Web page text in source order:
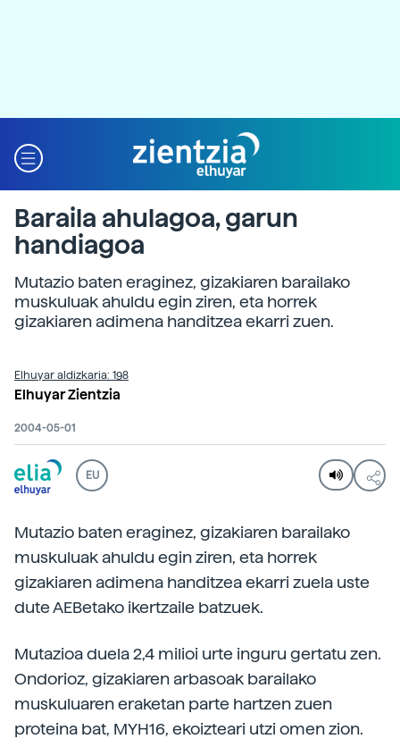
Baraila ahulagoa, garun
handiagoa
Mutazio baten eraginez, gizakiaren barailako
muskuluak ahuldu egin ziren, eta horrek
gizakiaren adimena handitzea ekarri zuen.
Elhuyar aldizkaria: 198
Elhuyar Zientzia
2004-05-01
EU
Mutazio baten eraginez, gizakiaren barailako
muskuluak ahuldu egin ziren, eta horrek
gizakiaren adimena handitzea ekarri zuela uste
dute AEBetako ikertzaile batzuek.
Mutazioa duela 2,4 milioi urte inguru gertatu zen.
Ondorioz, gizakiaren arbasoak barailako
muskuluaren eraketan parte hartzen zuen
proteina bat, MYH16, ekoizteari utzi omen zion.